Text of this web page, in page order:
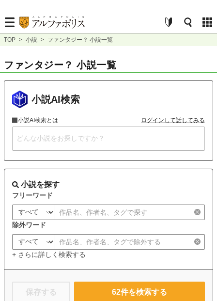
TOP > 小説 > ファンタジー？ 小説一覧
ファンタジー？ 小説一覧
小説AI検索
小説AI検索とは ログインして話してみる
小説を探す
フリーワード
除外ワード
+ さらに詳しく検索する
保存する 62件を検索する